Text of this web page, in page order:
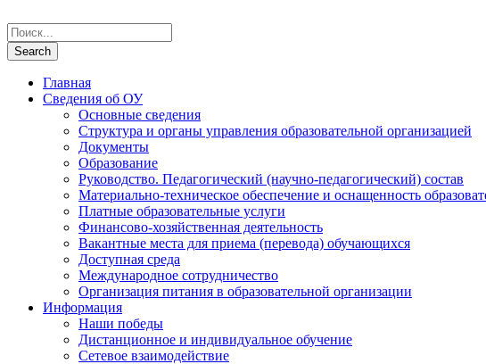
Главная
Сведения об ОУ
Основные сведения
Структура и органы управления образовательной организацией
Документы
Образование
Руководство. Педагогический (научно-педагогический) состав
Материально-техническое обеспечение и оснащенность
Платные образовательные услуги
Финансово-хозяйственная деятельность
Вакантные места для приема (перевода) обучающихся
Доступная среда
Международное сотрудничество
Организация питания в образовательной организации
Информация
Наши победы
Дистанционное и индивидуальное обучение
Сетевое взаимодействие